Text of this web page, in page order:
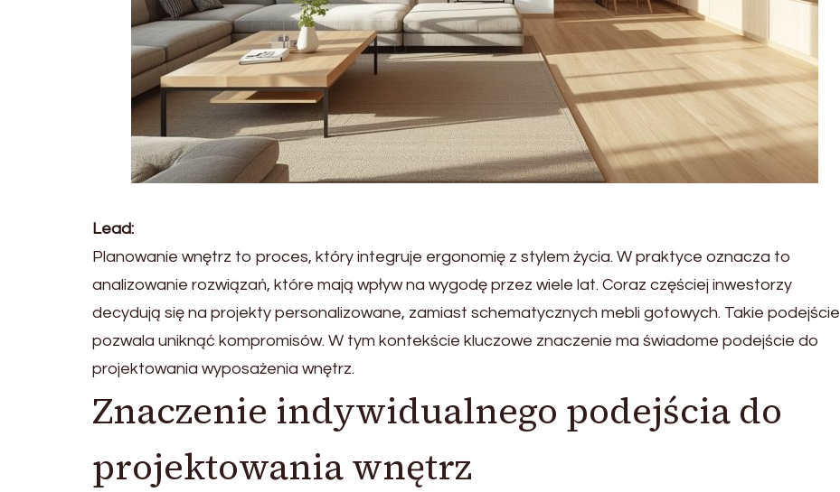
Lead:
Planowanie wnętrz to proces, który integruje ergonomię z stylem życia. W praktyce oznacza to
analizowanie rozwiązań, które mają wpływ na wygodę przez wiele lat. Coraz częściej inwestorzy
decydują się na projekty personalizowane, zamiast schematycznych mebli gotowych. Takie podejście
pozwala uniknąć kompromisów. W tym kontekście kluczowe znaczenie ma świadome podejście do
projektowania wyposażenia wnętrz.
Znaczenie indywidualnego podejścia do
projektowania wnętrz